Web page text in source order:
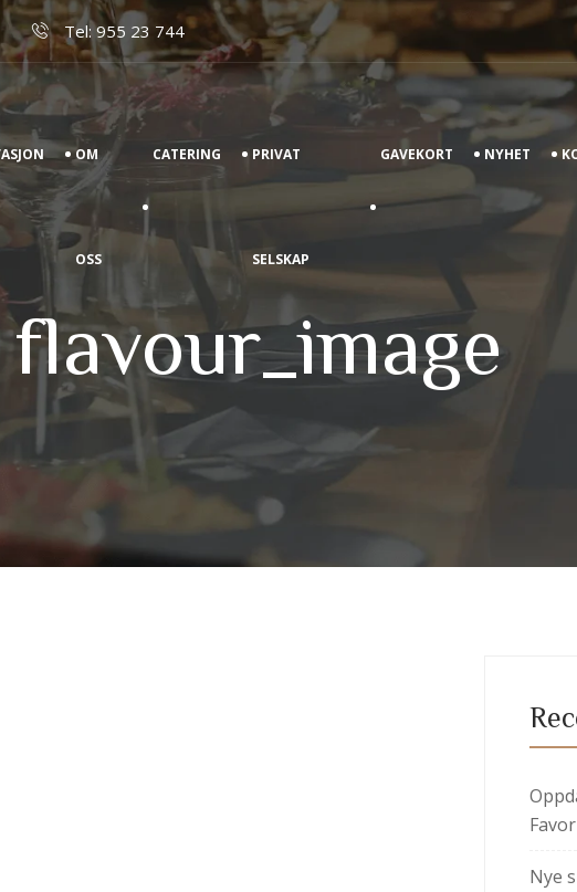
Tel: 955 23 744
OM
OSS
CATERING PRIVAT
SELSKAP
GAVEKORT NYHET
flavour_image
Favor
Nye